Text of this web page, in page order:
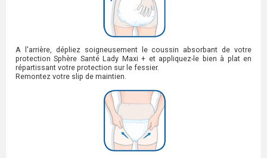
A l'arrière, dépliez soigneusement le coussin absorbant de votre
protection Sphère Santé Lady Maxi + et appliquez-le bien à plat en
répartissant votre protection sur le fessier.
Remontez votre slip de maintien.